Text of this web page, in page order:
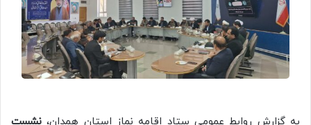
به گزارش روابط عمومی ستاد اقامه نماز استان همدان، نشست